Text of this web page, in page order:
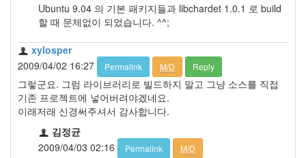
Ubuntu 9.04 의 기본 패키지들과 libchardet 1.0.1 로 build
할 때 문제없이 되었습니다. ^^;
xylosper
2009/04/02 16:27
Permalink M/D Reply
그렇군요. 그럼 라이브러리로 빌드하지 말고 그냥 소스를 직접
기존 프로젝트에 넣어버려야겠네요.
이래저래 신경써주셔서 감사합니다.
김정균
2009/04/03 02:16
Permalink M/D